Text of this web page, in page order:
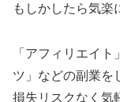
もしかしたら気楽
「アフィリエイ
ツ」などの副業を
損失リスクなく気